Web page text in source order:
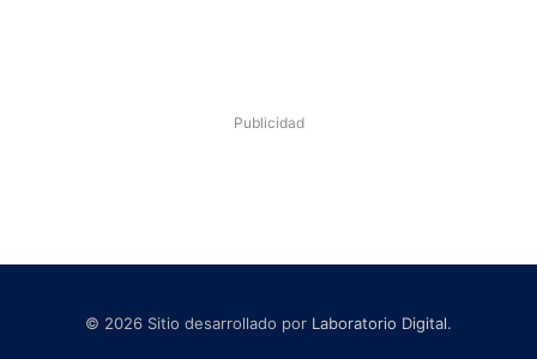
Publicidad
© 2026 Sitio desarrollado por Laboratorio Digital.